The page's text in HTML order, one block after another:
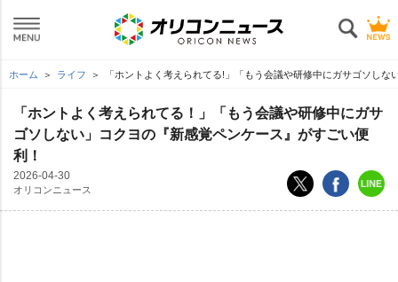
ホーム ライフ 「ホントよく考えられてる!」「もう会議や研修中にガサゴソし
「ホントよく考えられてる！」「もう会議や研修中にガサ
ゴソしない」コクヨの『新感覚ペンケース』がすごい便
利！
2026-04-30
オリコンニュース